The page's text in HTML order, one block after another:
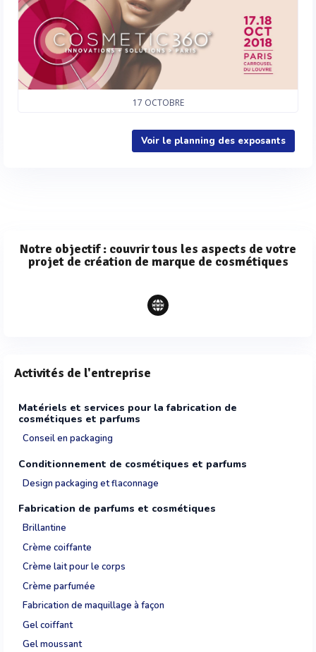
17 OCTOBRE
Voir le planning des exposants
Notre objectif : couvrir tous les aspects de votre
projet de création de marque de cosmétiques
Activités de l'entreprise
Matériels et services pour la fabrication de
cosmétiques et parfums
Conseil en packaging
Conditionnement de cosmétiques et parfums
Design packaging et flaconnage
Fabrication de parfums et cosmétiques
Brillantine
Crème coiffante
Crème lait pour le corps
Crème parfumée
Fabrication de maquillage à façon
Gel coiffant
Gel moussant